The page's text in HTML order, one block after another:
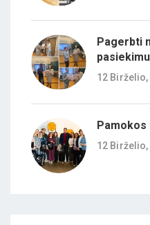
Pagerbti
12 Birželio,
12 Birželio,